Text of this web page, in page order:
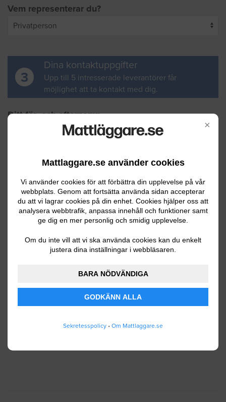
×
Mattlaggare.se använder cookies
Vi använder cookies för att förbättra din upplevelse på vår
webbplats. Genom att fortsätta använda sidan accepterar
du att vi lagrar cookies på din enhet. Cookies hjälper oss att
analysera webbtrafik, anpassa innehåll och funktioner samt
ge dig en mer personlig och smidig upplevelse.
Om du inte vill att vi ska använda cookies kan du enkelt
justera dina inställningar i webbläsaren.
BARA NÖDVÄNDIGA
GODKÄNN ALLA
Sekretesspolicy • Om Mattlaggare.se
Vem representerar du?
3
Dina kontaktuppgifter
Upp till 5 intresserade leverantörer får
möjlighet att ta kontakt med dig.
Ditt för- och efternamn
Din e-postadress
Ditt telefonnummer
använder mina personuppgifter enligt
SKICKA IN